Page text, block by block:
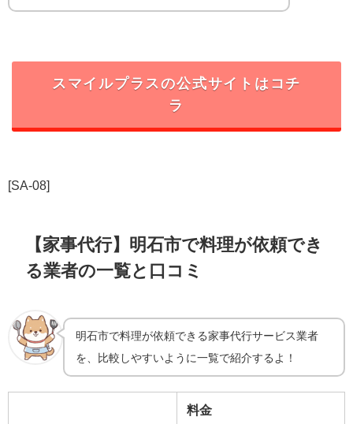
スマイルプラスの公式サイトはコチ
ラ
[SA-08]
【家事代行】明石市で料理が依頼でき
る業者の一覧と口コミ
明石市で料理が依頼できる家事代行サービス業者
を、比較しやすいように一覧で紹介するよ！
料金